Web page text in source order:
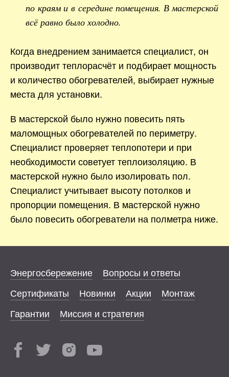
по краям и в середине помещения. В мастерской
всё равно было холодно.
Когда внедрением занимается специалист, он
производит теплорасчёт и подбирает мощность
и количество обогревателей, выбирает нужные
места для установки.
В мастерской было нужно повесить пять
маломощных обогревателей по периметру.
Специалист проверяет теплопотери и при
необходимости советует теплоизоляцию. В
мастерской нужно было изолировать пол.
Специалист учитывает высоту потолков и
пропорции помещения. В мастерской нужно
было повесить обогреватели на полметра ниже.
Энергосбережение
Вопросы и ответы
Сертификаты
Новинки Акции
Монтаж
Гарантии
Миссия и стратегия